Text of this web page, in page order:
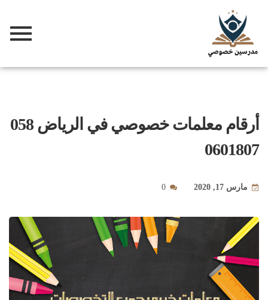
أرقام معلمات خصوصي في الرياض 058
0601807
مارس 17, 2020